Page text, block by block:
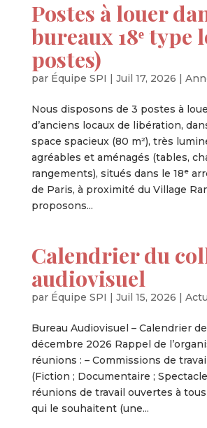
Postes à louer
bureaux 18ᵉ type
postes)
par Équipe SPI | Juil 17, 2026 |
Nous disposons de 3 postes à
d’anciens locaux de libération,
space spacieux (80 m²), très
agréables et aménagés (tables,
rangements), situés dans le 18ᵉ
de Paris, à proximité du Village
proposons...
Calendrier du
audiovisuel
par Équipe SPI | Juil 15, 2026 |
Bureau Audiovisuel – Calendrier
décembre 2026 Rappel de
réunions : – Commissions de
(Fiction ; Documentaire ;
réunions de travail ouvertes à
qui le souhaitent (une...